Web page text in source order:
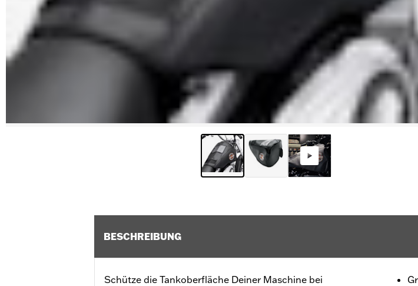
BESCHREIBUNG
Schütze die Tankoberfläche Deiner Maschine bei